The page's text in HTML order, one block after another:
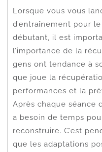
Lorsque vous vous
d’entraînement pour
débutant, il est
l’importance de la
gens ont tendance à
que joue la
performances et la
Après chaque séance
a besoin de temps
reconstruire. C’est
que les adaptations